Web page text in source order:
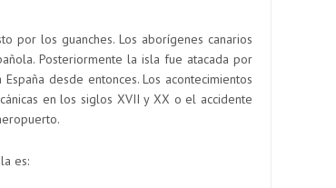
por los guanches. Los aborígenes canarios
Posteriormente la isla fue atacada por
desde entonces. Los acontecimientos
en los siglos XVII y XX o el accidente
es: